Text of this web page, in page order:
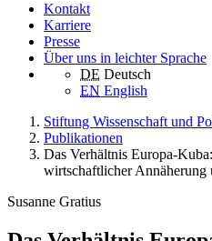
Kontakt
Karriere
Presse
Über uns in leichter Sprache
DE Deutsch
EN English
Stiftung Wissenschaft und
Publikationen
Das Verhältnis Europa-
wirtschaftlicher Annäherung
Susanne Gratius